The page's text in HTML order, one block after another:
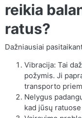
reikia
ratus?
Dažniausiai
Vibracija: Tai
požymis. Ji
transporto
Nelygus
kad jūsų